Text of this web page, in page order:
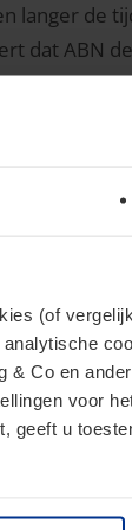
(of
Co en
voor
geeft u
langer de
dat ABN de
dat zij de
werking
te
de
zijn. De
en
Of dat